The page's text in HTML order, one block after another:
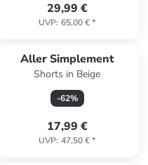
29,99 €
UVP: 65,00 €*
Aller Simplement
Shorts in Beige
-62%
17,99 €
UVP: 47,50 €*